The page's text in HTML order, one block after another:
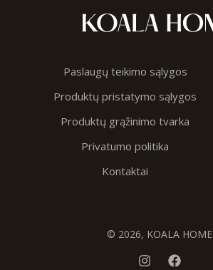
Paslaugų teikimo sąlygos
Produktų pristatymo sąlygos
Produktų grąžinimo tvarka
Privatumo politika
Kontaktai
© 2026, KOALA HOME